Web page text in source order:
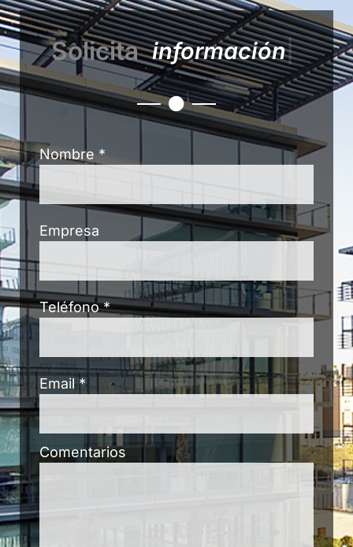
Solicita información|
Nombre *
Empresa
Teléfono *
Email *
Comentarios